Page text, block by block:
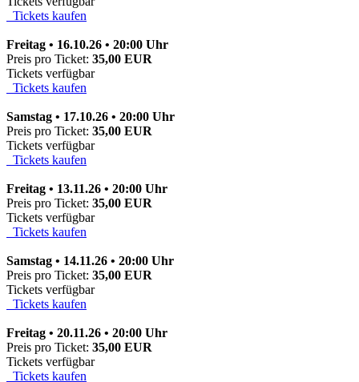
Tickets kaufen
Freitag • 16.10.26 • 20:00 Uhr
Preis pro Ticket: 35,00 EUR
Tickets verfügbar
Tickets kaufen
Samstag • 17.10.26 • 20:00 Uhr
Preis pro Ticket: 35,00 EUR
Tickets verfügbar
Tickets kaufen
Freitag • 13.11.26 • 20:00 Uhr
Preis pro Ticket: 35,00 EUR
Tickets verfügbar
Tickets kaufen
Samstag • 14.11.26 • 20:00 Uhr
Preis pro Ticket: 35,00 EUR
Tickets verfügbar
Tickets kaufen
Freitag • 20.11.26 • 20:00 Uhr
Preis pro Ticket: 35,00 EUR
Tickets verfügbar
Tickets kaufen